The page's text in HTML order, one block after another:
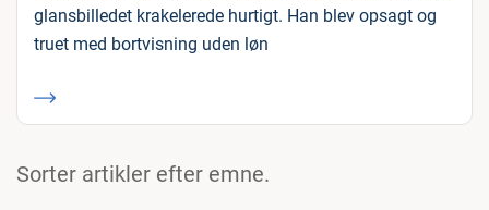
glansbilledet krakelerede hurtigt. Han blev opsagt og
truet med bortvisning uden løn
Sorter artikler efter emne.